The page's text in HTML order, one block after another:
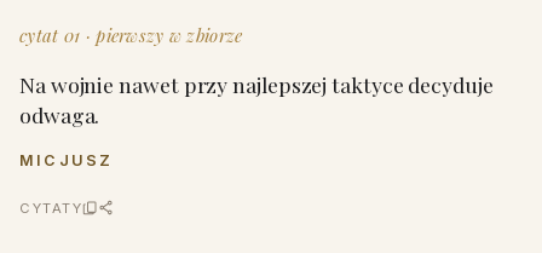
cytat 01 · pierwszy w zbiorze
Na wojnie nawet przy najlepszej taktyce decyduje
odwaga.
MICJUSZ
CYTATY